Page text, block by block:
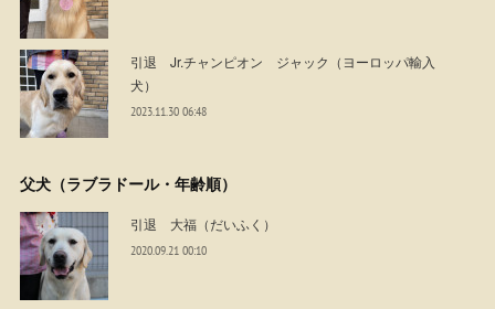
引退 Jr.チャンピオン ジャック（ヨーロッパ輸入
犬）
2023.11.30 06:48
父犬（ラブラドール・年齢順）
引退 大福（だいふく）
2020.09.21 00:10